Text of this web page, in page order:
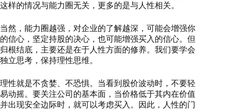
这样的情况与能力圈无关，更多的是与人性相关。
当然，能力圈越强，对企业的了解越深，可能会增强你
的信心，坚定持股的决心，也可能增强买入的信心。但
归根结底，主要还是在于人性方面的修养。我们要学会
独立思考，保持理性思维。
理性就是不贪婪、不恐惧。当看到股价波动时，不要轻
易动摇。要关注公司的基本面，当价格低于其内在价值
并出现安全边际时，就可以考虑买入。因此，人性的门